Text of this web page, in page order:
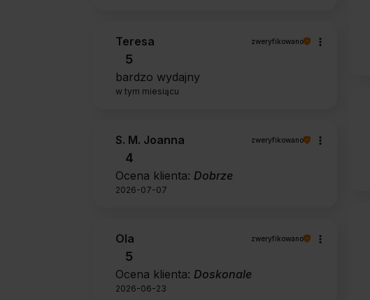
Teresa zweryfikowano
5
bardzo wydajny
w tym miesiącu
S. M. Joanna zweryfikowano
4
Ocena klienta: Dobrze
2026-07-07
Ola zweryfikowano
5
Ocena klienta: Doskonale
2026-06-23